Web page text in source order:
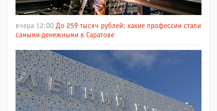
вчера 12:00 До 259 тысяч рублей: какие профессии стали
самыми денежными в Саратове